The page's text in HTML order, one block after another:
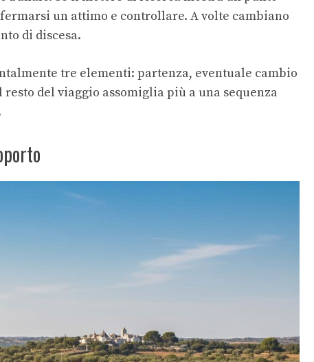
un attimo e controllare. A volte cambiano
di discesa.
tre elementi: partenza, eventuale cambio
del viaggio assomiglia più a una sequenza